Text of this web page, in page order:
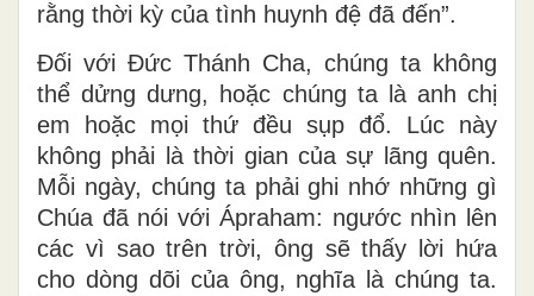
rằng thời kỳ của tình huynh đệ đã đến”.
Đối với Đức Thánh Cha, chúng ta không
thể dửng dưng, hoặc chúng ta là anh chị
em hoặc mọi thứ đều sụp đổ. Lúc này
không phải là thời gian của sự lãng quên.
Mỗi ngày, chúng ta phải ghi nhớ những gì
Chúa đã nói với Ápraham: ngước nhìn lên
các vì sao trên trời, ông sẽ thấy lời hứa
cho dòng dõi của ông, nghĩa là chúng ta.